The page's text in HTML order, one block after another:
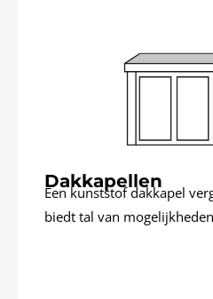
Dakkapellen
Een kunststof dakkapel
biedt tal van